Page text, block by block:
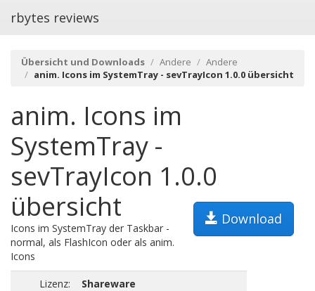
rbytes reviews
Übersicht und Downloads Andere
Andere
anim. Icons im SystemTray - sevTrayIcon 1.0.0 übersicht
anim. Icons im
SystemTray -
sevTrayIcon 1.0.0
übersicht
Download
Icons im SystemTray der Taskbar -
normal, als FlashIcon oder als anim.
Icons
Lizenz:
Shareware